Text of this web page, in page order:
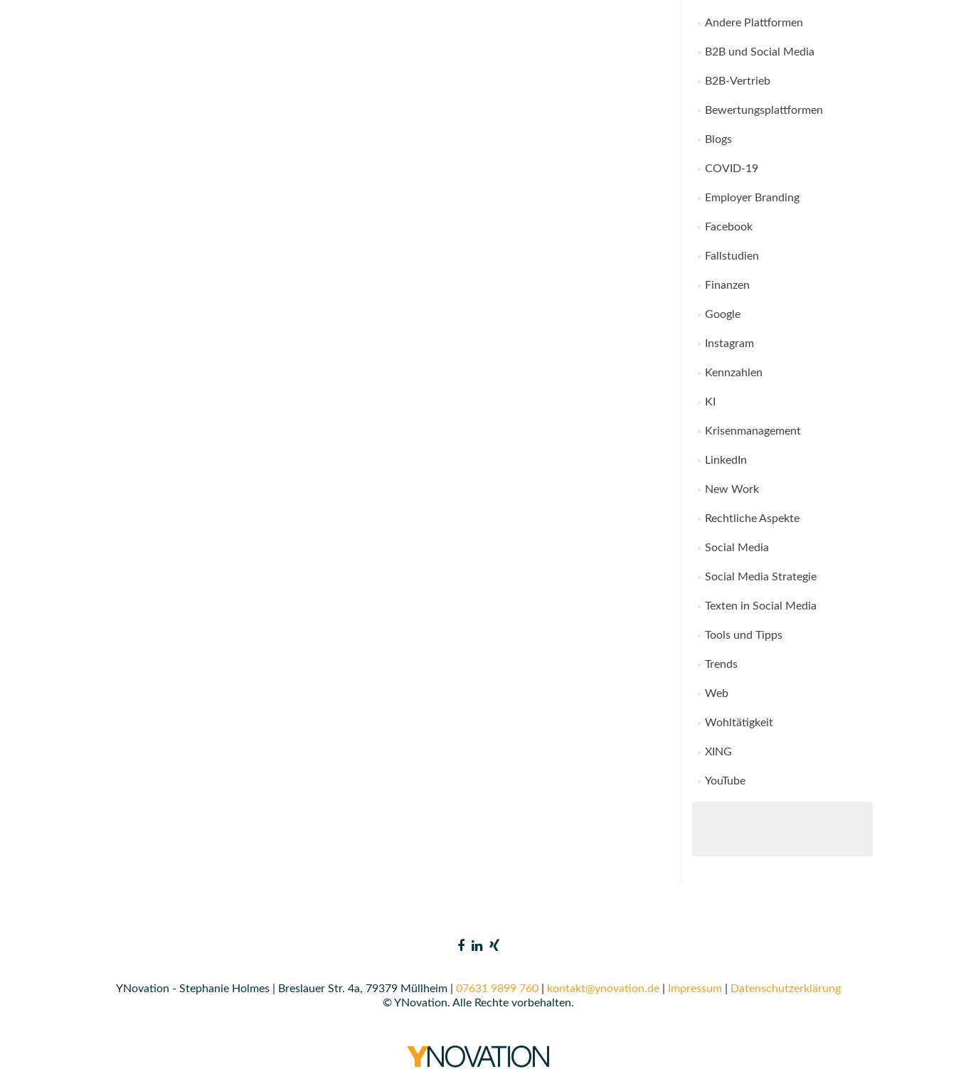
Andere Plattformen
B2B und Social Media
B2B-Vertrieb
Bewertungsplattformen
Blogs
COVID-19
Employer Branding
Facebook
Fallstudien
Finanzen
Google
Instagram
Kennzahlen
KI
Krisenmanagement
LinkedIn
New Work
Rechtliche Aspekte
Social Media
Social Media Strategie
Texten in Social Media
Tools und Tipps
Trends
Web
Wohltätigkeit
XING
YouTube
YNovation - Stephanie Holmes | Breslauer Str. 4a, 79379 Müllheim | 07631 9899 760| kontakt@ynovation.de| Impressum|
Datenschutzerklärung
© YNovation. Alle Rechte vorbehalten.